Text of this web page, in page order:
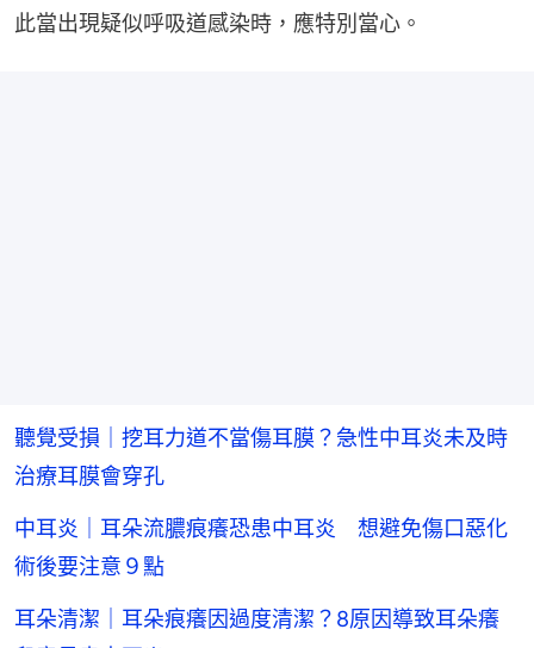
此當出現疑似呼吸道感染時，應特別當心。
聽覺受損｜挖耳力道不當傷耳膜？急性中耳炎未及時
治療耳膜會穿孔
中耳炎｜耳朵流膿痕癢恐患中耳炎 想避免傷口惡化
術後要注意９點
耳朵清潔｜耳朵痕癢因過度清潔？8原因導致耳朵癢